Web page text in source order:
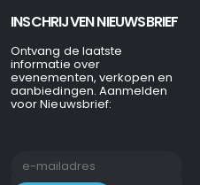
INSCHRIJVEN NIEUWSBRIEF
Ontvang de laatste
informatie over
evenementen, verkopen en
aanbiedingen. Aanmelden
voor Nieuwsbrief: